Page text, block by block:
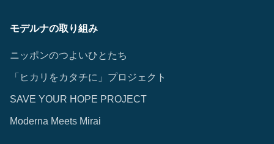
モデルナの取り組み
ニッポンのつよいひとたち
「ヒカリをカタチに」プロジェクト
SAVE YOUR HOPE PROJECT
Moderna Meets Mirai